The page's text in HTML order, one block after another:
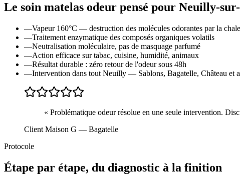
Le soin matelas odeur pensé pour Neuilly-
—Vapeur 160°C — destruction des molécules odorantes par la
—Traitement enzymatique des composés organiques volatils
—Neutralisation moléculaire, pas de masquage parfumé
—Action efficace sur tabac, cuisine, humidité, animaux
—Résultat durable : zéro retour de l'odeur sous 48h
—Intervention dans tout Neuilly — Sablons, Bagatelle, Château et
« Problématique odeur résolue en une seule intervention.
Client Maison G — Bagatelle
Protocole
Étape par étape, du diagnostic à la finition